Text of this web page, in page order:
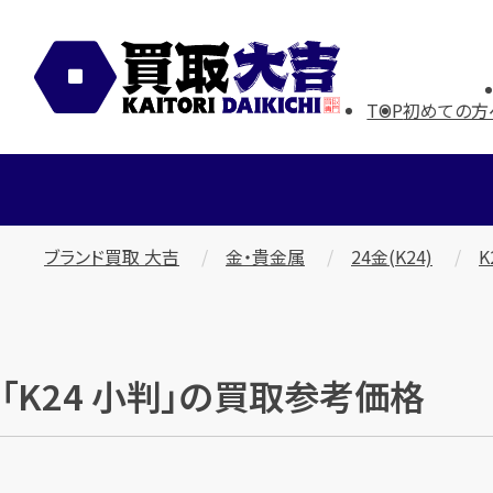
TOP初めての
ブランド買取 大吉 金・貴金属 24金(K24)
「K24 小判」の買取参考価格